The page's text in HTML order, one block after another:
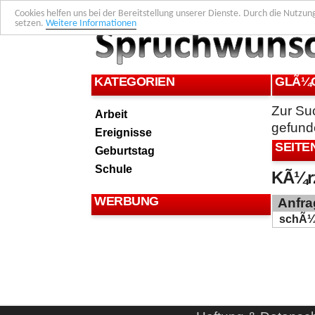
Cookies helfen uns bei der Bereitstellung unserer Dienste. Durch die
setzen. Weitere Informationen
KATEGORIEN
Arbeit
Ereignisse
Geburtstag
Schule
WERBUNG
Zur